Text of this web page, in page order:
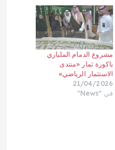
مشروع الدمام الملياري
باكورة ثمار «منتدى
الاستثمار الرياضي»
21/04/2026
في "News"